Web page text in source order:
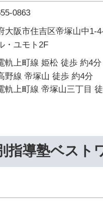
0863
大阪市住吉区帝塚山中1-
・ユモト2F
軌上町線 姫松 徒歩 約4分
野線 帝塚山 徒歩 約4分
軌上町線 帝塚山三丁目
指導塾ベスト